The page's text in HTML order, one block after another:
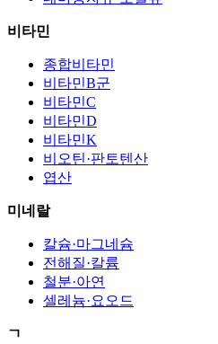
비타민
종합비타민
비타민B군
비타민C
비타민D
비타민K
비오틴·판토텐산
엽산
미네랄
칼슘·마그네슘
전해질·칼륨
철분·아연
셀레늄·요오드
ㄱ